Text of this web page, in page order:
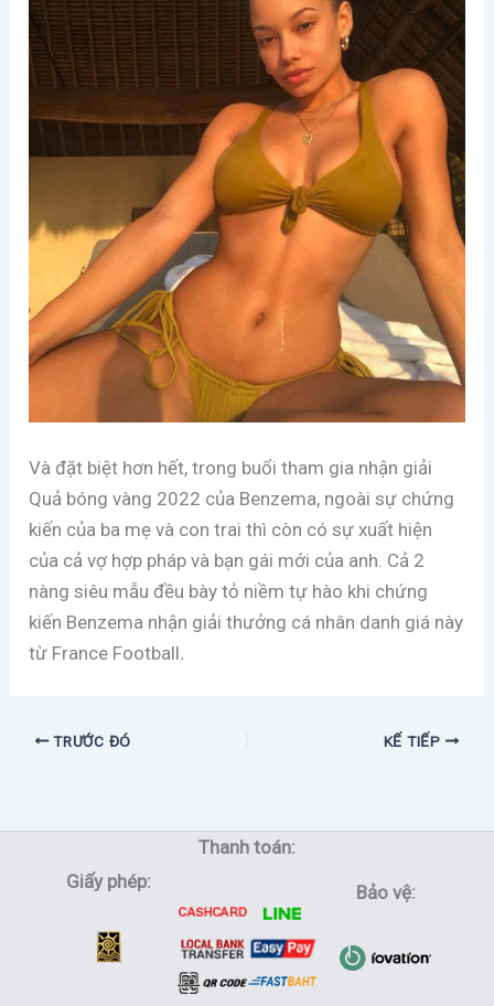
Và đặt biệt hơn hết, trong buổi tham gia nhận giải
Quả bóng vàng 2022 của Benzema, ngoài sự chứng
kiến của ba mẹ và con trai thì còn có sự xuất hiện
của cả vợ hợp pháp và bạn gái mới của anh. Cả 2
nàng siêu mẫu đều bày tỏ niềm tự hào khi chứng
kiến Benzema nhận giải thưởng cá nhân danh giá này
từ France Football.
TRƯỚC ĐÓ KẾ TIẾP
Giấy phép:
Thanh toán:
Bảo vệ: